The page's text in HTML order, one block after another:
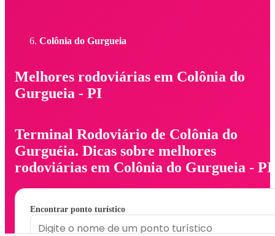
Colônia do Gurgueia
Melhores rodoviárias em Colônia do
Gurgueia - PI
Terminal Rodoviário de Colônia do
Gurguéia. Dicas sobre melhores
rodoviárias em Colônia do Gurgueia -
Encontrar ponto turístico